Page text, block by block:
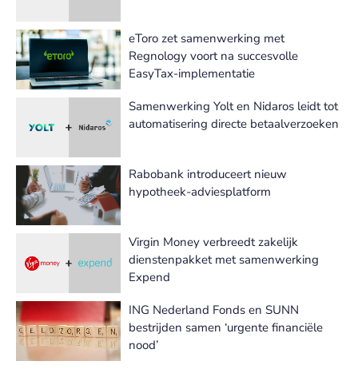
eToro zet samenwerking met
Regnology voort na succesvolle
EasyTax-implementatie
Samenwerking Yolt en Nidaros leidt tot
automatisering directe betaalverzoeken
Rabobank introduceert nieuw
hypotheek-adviesplatform
Virgin Money verbreedt zakelijk
dienstenpakket met samenwerking
Expend
ING Nederland Fonds en SUNN
bestrijden samen ‘urgente financiële
nood’